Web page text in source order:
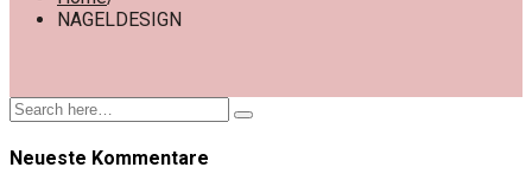
NAGELDESIGN
Neueste Kommentare